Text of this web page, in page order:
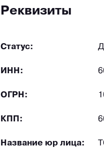
Реквизиты
Статус:
ИНН:
ОГРН:
КПП:
Название юр лица: